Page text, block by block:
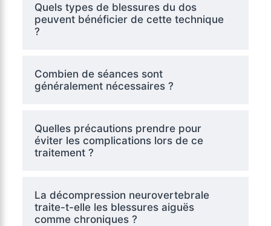
Quels types de blessures du dos
peuvent bénéficier de cette technique
?
Combien de séances sont
généralement nécessaires ?
Quelles précautions prendre pour
éviter les complications lors de ce
traitement ?
La décompression neurovertebrale
traite-t-elle les blessures aiguës
comme chroniques ?